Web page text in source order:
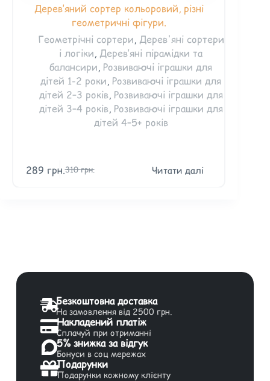
Дерев’яний сортер кольоровий, різні
геометричні фігури.
Геометрічні сортери, Дерев'яні сортери
і логіки, Дерев’яні пірамідки та
балансири, Розвиваючі іграшки для
дітей 1-2 роки, Розвиваючі іграшки для
дітей 2–3 років, Розвиваючі іграшки для
дітей 3–4 років, Розвиваючі іграшки для
дітей 4–5+ років
310грн.
289 грн. Читати далі
Безкоштовна доставка
На замовлення від 2500 грн.
Накладений платіж
Сплачуй при отриманні
5% знижка за відгук
Бонуси в соц мережах
Подарунки
Подарунки кожному клієнту